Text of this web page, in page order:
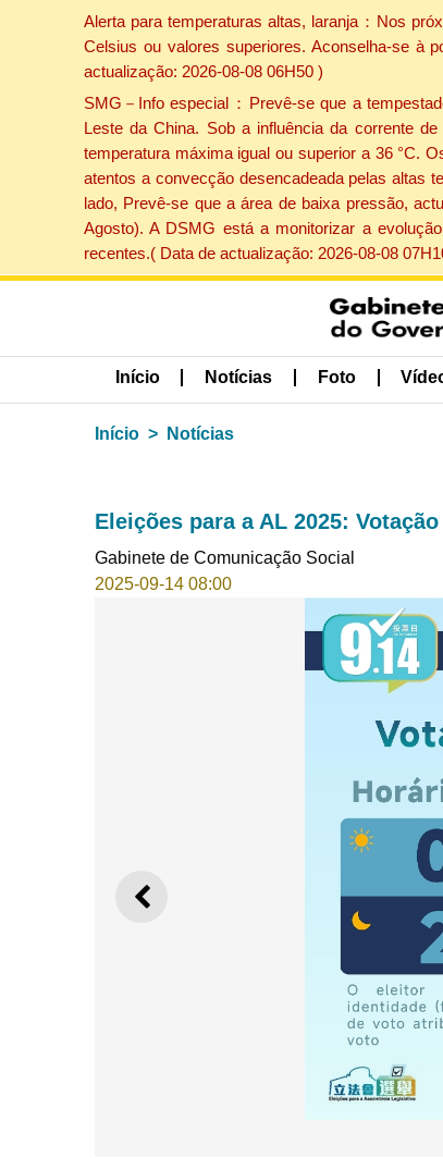
Alerta para temperaturas altas, laranja：Nos
Celsius ou valores superiores. Aconselha-se à
actualização: 2026-08-08 06H50 )
SMG－Info especial：Prevê-se que a
Leste da China. Sob a influência da corrente
temperatura máxima igual ou superior a 36 °C.
atentos a convecção desencadeada pelas altas
lado, Prevê-se que a área de baixa pressão,
Agosto). A DSMG está a monitorizar a
recentes.( Data de actualização: 2026-08-08
Início Notícias Foto
Início Notícias
Eleições para a AL 2025:
Gabinete de Comunicação Social
2025-09-14 08:00
ANTERIOR